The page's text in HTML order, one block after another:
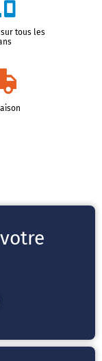
sur tous les